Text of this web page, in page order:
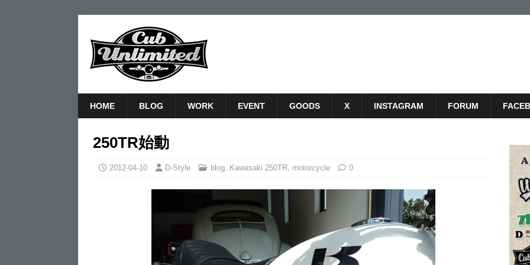
HOME BLOG WORK EVENT GOODS X INSTAGRAM FORUM
250TR始動
2012-04-10 D-Style blog, Kawasaki 250TR, motorcycle 0